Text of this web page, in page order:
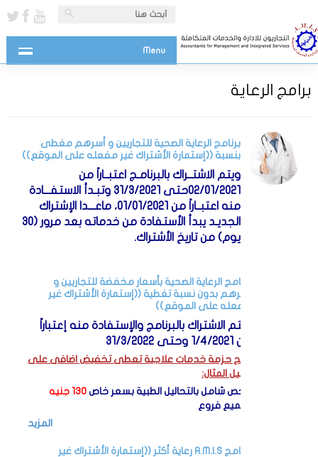
Menu
برامج الرعاية
برنامج الرعاية الصحية للتجاريين و أسرهم مغطى
بنسبة ((إستمارة الأشتراك غير مفعله على الموقع))
ويتم الاشتــراك بالبرنامـج اعتبــاراً من
02/01/2021حتى 31/3/2021 وتبـدأ الاستفـــادة
منه اعتبــاراً من 01/01/2021، ماعـــدا الإشتراك
الجديـد يبدأ الأستفادة من خدماته بعد مرور (30
يوم) من تاريخ الأشتراك.
برنامج الرعاية الصحية بأسعار مخفضة للتجاريين و
أسرهم بدون نسبة تغطية ((إستمارة الأشتراك غير
مفعله على الموقع))
ويتم الاشتراك بالبرنامج والإستفادة منه إعتباراً
من 1/4/2021 وحتى 31/3/2022
منح حزمة خدمات علاجية تعطى تخفيض اضافى على
سبيل المثال:
فحص شامل بالتحاليل الطبية بسعر خاص
بجميع فروع
المزيد
برنامج A.M.I.S رعاية أكثر ((إستمارة الأشتراك غير